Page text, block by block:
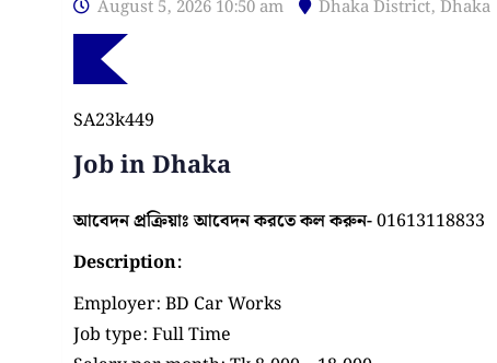
August 5, 2026 10:50 am Dhaka District, Dhaka
SA23k449
Job in Dhaka
আবেদন প্রক্রিয়াঃ আবেদন করতে কল করুন-01613118833
Description:
Employer: BD Car Works
Job type: Full Time